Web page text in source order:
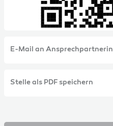
E-Mail an Ansprechpartnerin
Stelle als PDF speichern